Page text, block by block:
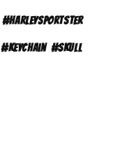
#harleysportster
#keychain #skull